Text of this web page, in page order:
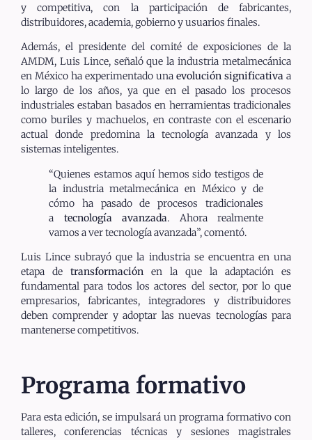
y competitiva, con la participación de fabricantes,
distribuidores, academia, gobierno y usuarios finales.
Además, el presidente del comité de exposiciones de la
AMDM, Luis Lince, señaló que la industria metalmecánica
en México ha experimentado una evolución significativa a
lo largo de los años, ya que en el pasado los procesos
industriales estaban basados en herramientas tradicionales
como buriles y machuelos, en contraste con el escenario
actual donde predomina la tecnología avanzada y los
sistemas inteligentes.
“Quienes estamos aquí hemos sido testigos de
la industria metalmecánica en México y de
cómo ha pasado de procesos tradicionales
a tecnología avanzada. Ahora realmente
vamos a ver tecnología avanzada”, comentó.
Luis Lince subrayó que la industria se encuentra en una
etapa de transformación en la que la adaptación es
fundamental para todos los actores del sector, por lo que
empresarios, fabricantes, integradores y distribuidores
deben comprender y adoptar las nuevas tecnologías para
mantenerse competitivos.
Programa formativo
Para esta edición, se impulsará un programa formativo con
talleres, conferencias técnicas y sesiones magistrales